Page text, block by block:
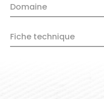
Domaine
Fiche technique